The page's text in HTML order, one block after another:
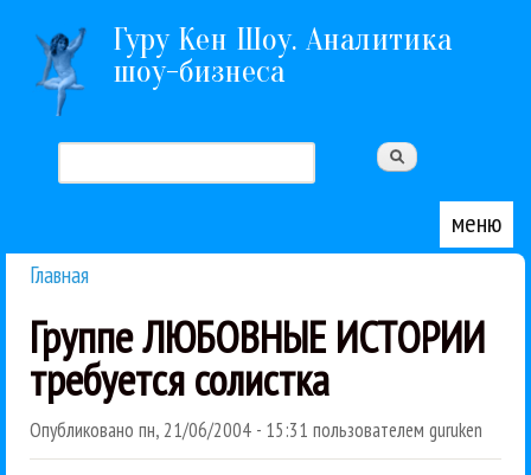
Перейти к основному содержанию
Гуру Кен Шоу. Аналитика
шоу-бизнеса
Форма поиска
меню
Главная
Группе ЛЮБОВНЫЕ ИСТОРИИ
требуется солистка
Опубликовано пн, 21/06/2004 - 15:31 пользователем guruken